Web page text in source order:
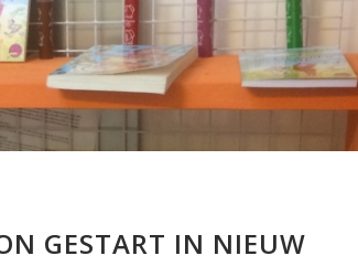
GESTART IN NIEUW